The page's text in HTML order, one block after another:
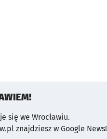
się we Wrocławiu.
znajdziesz w Google News!